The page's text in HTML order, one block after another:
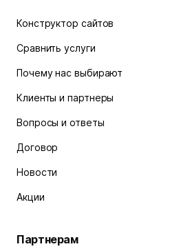
Конструктор сайтов
Сравнить услуги
Почему нас выбирают
Клиенты и партнеры
Вопросы и ответы
Договор
Новости
Акции
Партнерам